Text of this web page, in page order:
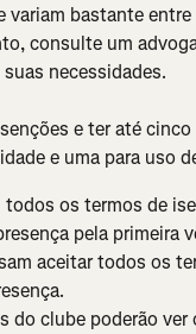
variam bastante
consulte um
necessidades.
e ter até
e uma para uso
todos os termos de
pela primeira
aceitar todos os
do clube poderão